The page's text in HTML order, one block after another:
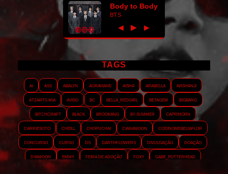
Body to Body
BTS
◀ ► ▶
TAGS
AI ASS Abalyn Agraviane Aisha Arabella
Arshanji
Atzarts Mia
Aviso BC Bella_RedGirl Betagem
Bigbang
Bitchcraft
Black Brookang By.summer
Caprihorn
Carriesoto
Cheill Chopuchai Cianamoon
Codinomebeijaflor
Concurso
Curso DS Darthflowers Divulgação
Doação
Dyamoon
Emmy Feira de adoção Foxy
Gabe_Potterhead
GeminnieKook